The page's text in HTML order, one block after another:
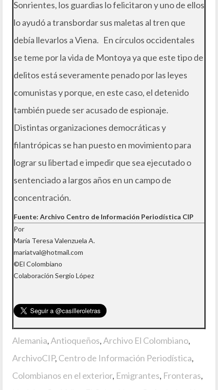
Sonrientes, los guardias lo felicitaron y uno de ellos
lo ayudó a transbordar sus maletas al tren que
debía llevarlos a Viena. En círculos occidentales
se teme por la vida de Montoya ya que este tipo de
delitos está severamente penado por las leyes
comunistas y porque, en este caso, el detenido
también puede ser acusado de espionaje.
Distintas organizaciones democráticas y
filantrópicas se han puesto en movimiento para
lograr su libertad e impedir que sea ejecutado o
sentenciado a largos años en un campo de
concentración.
Fuente: Archivo Centro de Información Periodística CIP
Por
María Teresa Valenzuela A.
mariatval@hotmail.com
©El Colombiano
Colaboración Sergio López
Alemania,Antioqueños,Archivo El Colombiano,
ArchivoCIP, Centro de Información Periodística,
Colombianos en el exterior, Emigrantes, Fronteras,